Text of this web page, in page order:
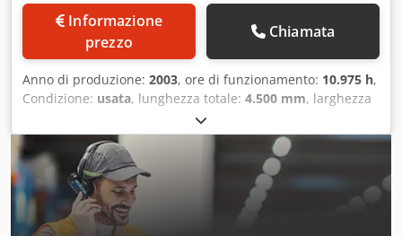
prezzo
Chiamata
Anno di produzione: 2003, ore di funzionamento: 10.975 h,
Condizione: usata, lunghezza totale: 4.500 mm, larghezza
, altezza totale:
Peso a vuoto: 6.500 kg Prezzo: su richiesta - Anno di
costruzione: 2003 - Documentazione disponibile: sì -
Marchio CE: presente - Certificato CE: presente - Numero
di serie: - Ore di funzionamento: 10.975 - Tipo di controllo:
CNC - Marca del sistema di controllo: Siemens - Tipo di
sistema di controllo: Sinumerik 840D SL - Potenza [kW]: